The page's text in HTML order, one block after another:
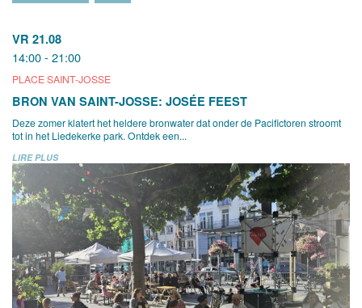
VR 21.08
14:00 - 21:00
PLACE SAINT-JOSSE
BRON VAN SAINT-JOSSE: JOSÉE FEEST
Deze zomer klatert het heldere bronwater dat onder de Pacifictoren stroomt
tot in het Liedekerke park. Ontdek een...
LIRE PLUS